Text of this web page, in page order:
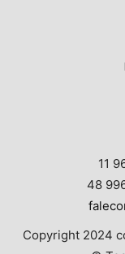
11
48
Copyright 2024